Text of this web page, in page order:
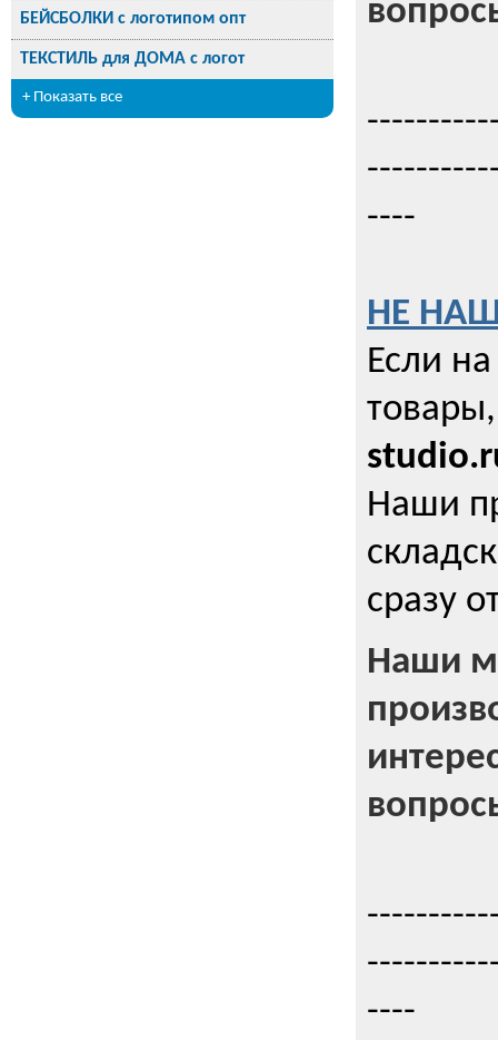
БЕЙСБОЛКИ с логотипом опт
ТЕКСТИЛЬ для ДОМА с логот
+ Показать все
----
НЕ
Если
Наши
сразу
Наши
----